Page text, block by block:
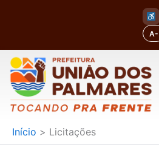
conteúdo
A-
Início Licitações